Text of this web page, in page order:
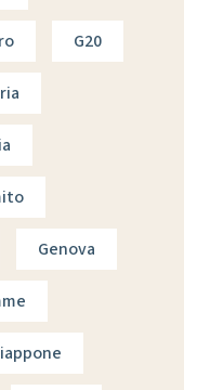
G20
Genova